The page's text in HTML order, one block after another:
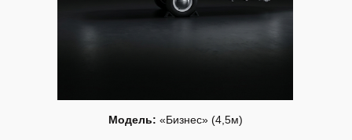
Модель: «Бизнес» (4,5м)